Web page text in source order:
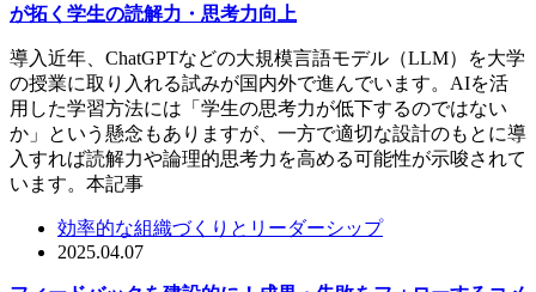
が拓く学生の読解力・思考力向上
導入近年、ChatGPTなどの大規模言語モデル（LLM）を大学
の授業に取り入れる試みが国内外で進んでいます。AIを活
用した学習方法には「学生の思考力が低下するのではない
か」という懸念もありますが、一方で適切な設計のもとに導
入すれば読解力や論理的思考力を高める可能性が示唆されて
います。本記事
効率的な組織づくりとリーダーシップ
2025.04.07